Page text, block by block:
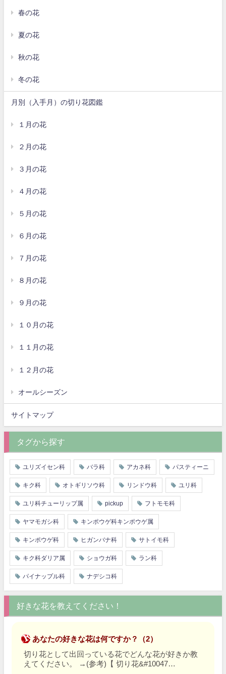
春の花
夏の花
秋の花
冬の花
月別（入手月）の切り花図鑑
１月の花
２月の花
３月の花
４月の花
５月の花
６月の花
７月の花
８月の花
９月の花
１０月の花
１１月の花
１２月の花
オールシーズン
サイトマップ
タグから探す
ユリズイセン科 バラ科 アカネ科 パスティーニ
キク科 オトギリソウ科 リンドウ科 ユリ科
ユリ科チューリップ属 pickup フトモモ科
ヤマモガシ科 キンポウゲ科キンポウゲ属
キンポウゲ科 ヒガンバナ科 サトイモ科
キク科ダリア属 ショウガ科 ラン科
パイナップル科 ナデシコ科
好きな花を教えてください！
あなたの好きな花は何ですか？（2）
切り花として出回っている花でどんな花が好きか教
えてください。
→ (参考)【 切り花&#10047…